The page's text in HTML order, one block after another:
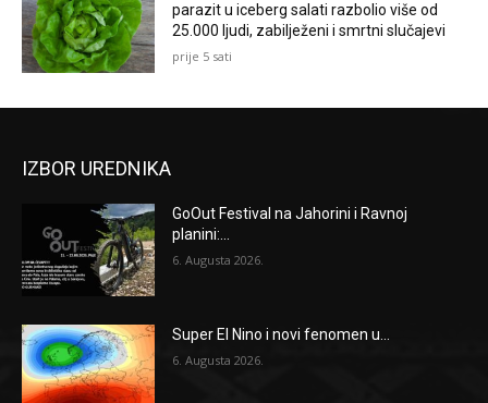
parazit u iceberg salati razbolio više od
25.000 ljudi, zabilježeni i smrtni slučajevi
prije 5 sati
IZBOR UREDNIKA
GoOut Festival na Jahorini i Ravnoj
planini:...
6. Augusta 2026.
Super El Nino i novi fenomen u...
6. Augusta 2026.